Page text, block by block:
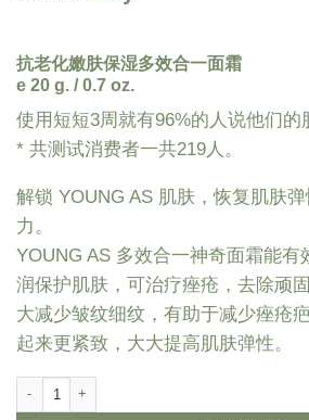
customer
ratings
抗老化嫩肤保湿多效合一面霜
e 20 g. / 0.7 oz.
使用短短3周就有96%的人说他们的
* 共测试消费者一共219人。
解锁 YOUNG AS 肌肤，恢复肌肤
力。
YOUNG AS 多效合一神奇面霜能有
润保护肌肤，可治疗痤疮，去除顽
大减少皱纹细纹，有助于减少痤疮
起来更紧致，大大提高肌肤弹性。